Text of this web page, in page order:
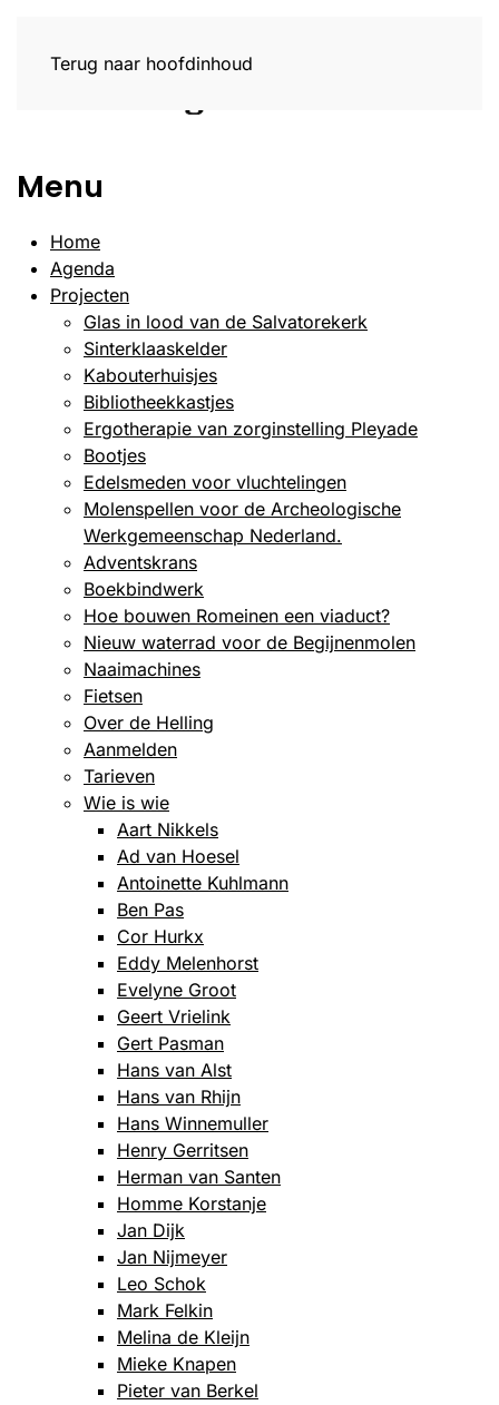
Terug naar hoofdinhoud
Menu
Home
Agenda
Projecten
Glas in lood van de Salvatorekerk
Sinterklaaskelder
Kabouterhuisjes
Bibliotheekkastjes
Ergotherapie van zorginstelling Pleyade
Bootjes
Edelsmeden voor vluchtelingen
Molenspellen voor de Archeologische
Werkgemeenschap Nederland.
Adventskrans
Boekbindwerk
Hoe bouwen Romeinen een viaduct?
Nieuw waterrad voor de Begijnenmolen
Naaimachines
Fietsen
Over de Helling
Aanmelden
Tarieven
Wie is wie
Aart Nikkels
Ad van Hoesel
Antoinette Kuhlmann
Ben Pas
Cor Hurkx
Eddy Melenhorst
Evelyne Groot
Geert Vrielink
Gert Pasman
Hans van Alst
Hans van Rhijn
Hans Winnemuller
Henry Gerritsen
Herman van Santen
Homme Korstanje
Jan Dijk
Jan Nijmeyer
Leo Schok
Mark Felkin
Melina de Kleijn
Mieke Knapen
Pieter van Berkel